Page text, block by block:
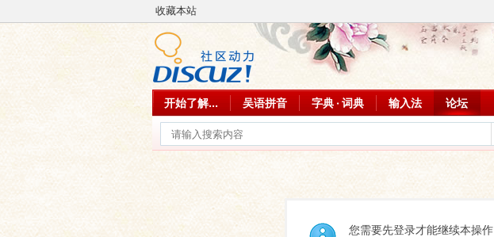
收藏本站
开始了解... 吴语拼音 字典 · 词典 输入法 论坛
您需要先登录才能继续本操作